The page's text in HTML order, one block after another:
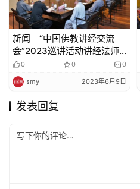
新闻｜“中国佛教讲经交流
会”2023巡讲活动讲经法师
行前座谈会在杭州灵隐寺举
行
0 0 0
smy 2023年6月9日
发表回复